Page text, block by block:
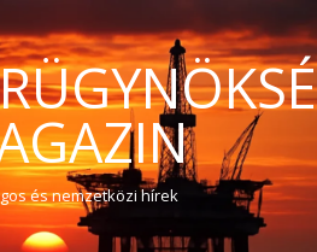
és nemzetközi hírek